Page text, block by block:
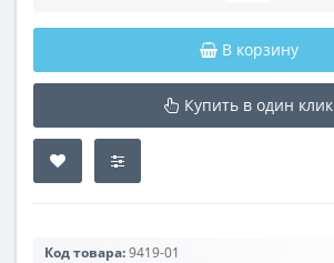
В корзину
Купить в один клик
Код товара:9419-01